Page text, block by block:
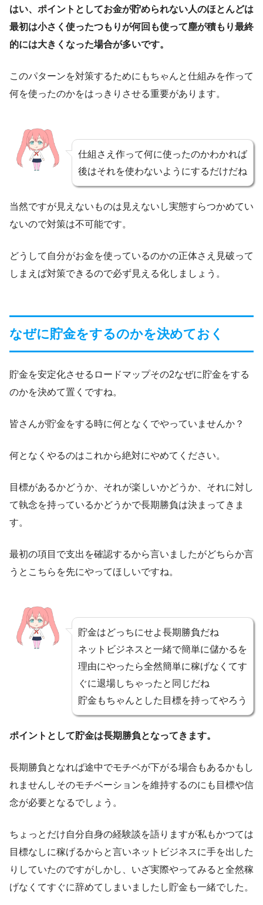
はい、ポイントとしてお金が貯められない人のほとんどは
最初は小さく使ったつもりが何回も使って塵が積もり最終
的には大きくなった場合が多いです。
このパターンを対策するためにもちゃんと仕組みを作って
何を使ったのかをはっきりさせる重要があります。
仕組さえ作って何に使ったのかわかれば
後はそれを使わないようにするだけだね
当然ですが見えないものは見えないし実態すらつかめてい
ないので対策は不可能です。
どうして自分がお金を使っているのかの正体さえ見破って
しまえば対策できるので必ず見える化しましょう。
なぜに貯金をするのかを決めておく
貯金を安定化させるロードマップその2なぜに貯金をする
のかを決めて置くですね。
皆さんが貯金をする時に何となくでやっていませんか？
何となくやるのはこれから絶対にやめてください。
目標があるかどうか、それが楽しいかどうか、それに対し
て執念を持っているかどうかで長期勝負は決まってきま
す。
最初の項目で支出を確認するから言いましたがどちらか言
うとこちらを先にやってほしいですね。
貯金はどっちにせよ長期勝負だね
ネットビジネスと一緒で簡単に儲かるを
理由にやったら全然簡単に稼げなくてす
ぐに退場しちゃったと同じだね
貯金もちゃんとした目標を持ってやろう
ポイントとして貯金は長期勝負となってきます。
長期勝負となれば途中でモチベが下がる場合もあるかもし
れませんしそのモチベーションを維持するのにも目標や信
念が必要となるでしょう。
ちょっとだけ自分自身の経験談を語りますが私もかつては
目標なしに稼げるからと言いネットビジネスに手を出した
りしていたのですがしかし、いざ実際やってみると全然稼
げなくてすぐに辞めてしまいましたし貯金も一緒でした。